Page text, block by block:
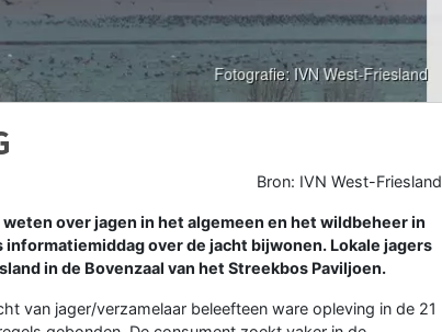
Bron: IVN West-Friesland
weten over jagen in het algemeen en het wildbeheer in
over de jacht bijwonen. Lokale jagers
in de Bovenzaal van het Streekbos Paviljoen.
van jager/verzamelaar beleefteen ware opleving in de 21